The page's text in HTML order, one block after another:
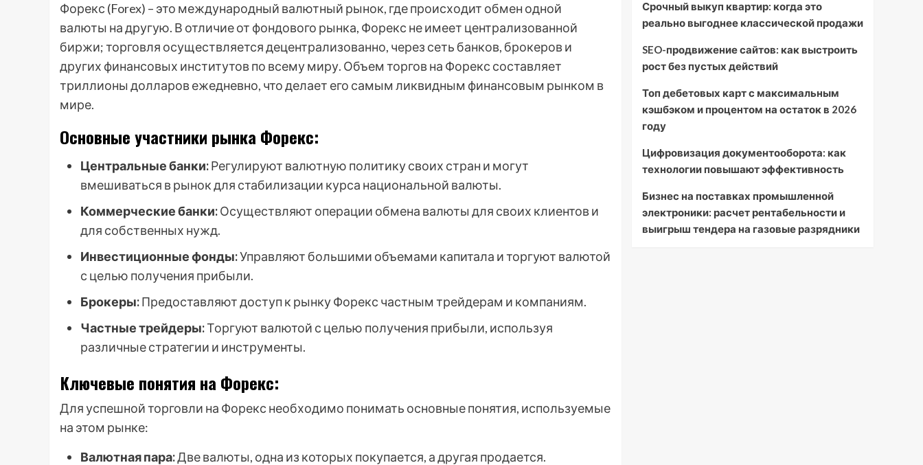
Форекс (Forex) – это международный валютный рынок, где происходит обмен одной
валюты на другую. В отличие от фондового рынка, Форекс не имеет централизованной
биржи; торговля осуществляется децентрализованно, через сеть банков, брокеров и
других финансовых институтов по всему миру. Объем торгов на Форекс составляет
триллионы долларов ежедневно, что делает его самым ликвидным финансовым рынком в
мире.
Основные участники рынка Форекс:
Центральные банки:Регулируют валютную политику своих стран и могут
вмешиваться в рынок для стабилизации курса национальной валюты.
Коммерческие банки:Осуществляют операции обмена валюты для своих клиентов и
для собственных нужд.
Инвестиционные фонды:Управляют большими объемами капитала и торгуют валютой
с целью получения прибыли.
Брокеры:Предоставляют доступ к рынку Форекс частным трейдерам и компаниям.
Частные трейдеры:Торгуют валютой с целью получения прибыли, используя
различные стратегии и инструменты.
Ключевые понятия на Форекс:
Для успешной торговли на Форекс необходимо понимать основные понятия, используемые
на этом рынке:
Валютная пара:Две валюты, одна из которых покупается, а другая продается.
Срочный выкуп квартир: когда это
реально выгоднее классической продажи
SEO-продвижение сайтов: как выстроить
рост без пустых действий
Топ дебетовых карт с максимальным
кэшбэком и процентом на остаток в 2026
году
Цифровизация документооборота: как
технологии повышают эффективность
Бизнес на поставках промышленной
электроники: расчет рентабельности и
выигрыш тендера на газовые разрядники